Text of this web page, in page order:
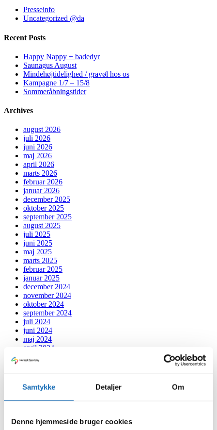
Samtykke Detaljer Om
Denne hjemmeside bruger cookies
Presseinfo
Uncategorized @da
Recent Posts
Happy Nappy + badedyr
Saunagus August
Mindehøjtidelighed / gravøl hos os
Kampagne 1/7 – 15/8
Sommeråbningstider
Archives
august 2026
juli 2026
juni 2026
maj 2026
april 2026
marts 2026
februar 2026
januar 2026
december 2025
oktober 2025
september 2025
august 2025
juli 2025
juni 2025
maj 2025
marts 2025
februar 2025
januar 2025
december 2024
november 2024
oktober 2024
september 2024
juli 2024
juni 2024
maj 2024
april 2024
marts 2024
januar 2024
december 2023
november 2023
oktober 2023
august 2023
juli 2023